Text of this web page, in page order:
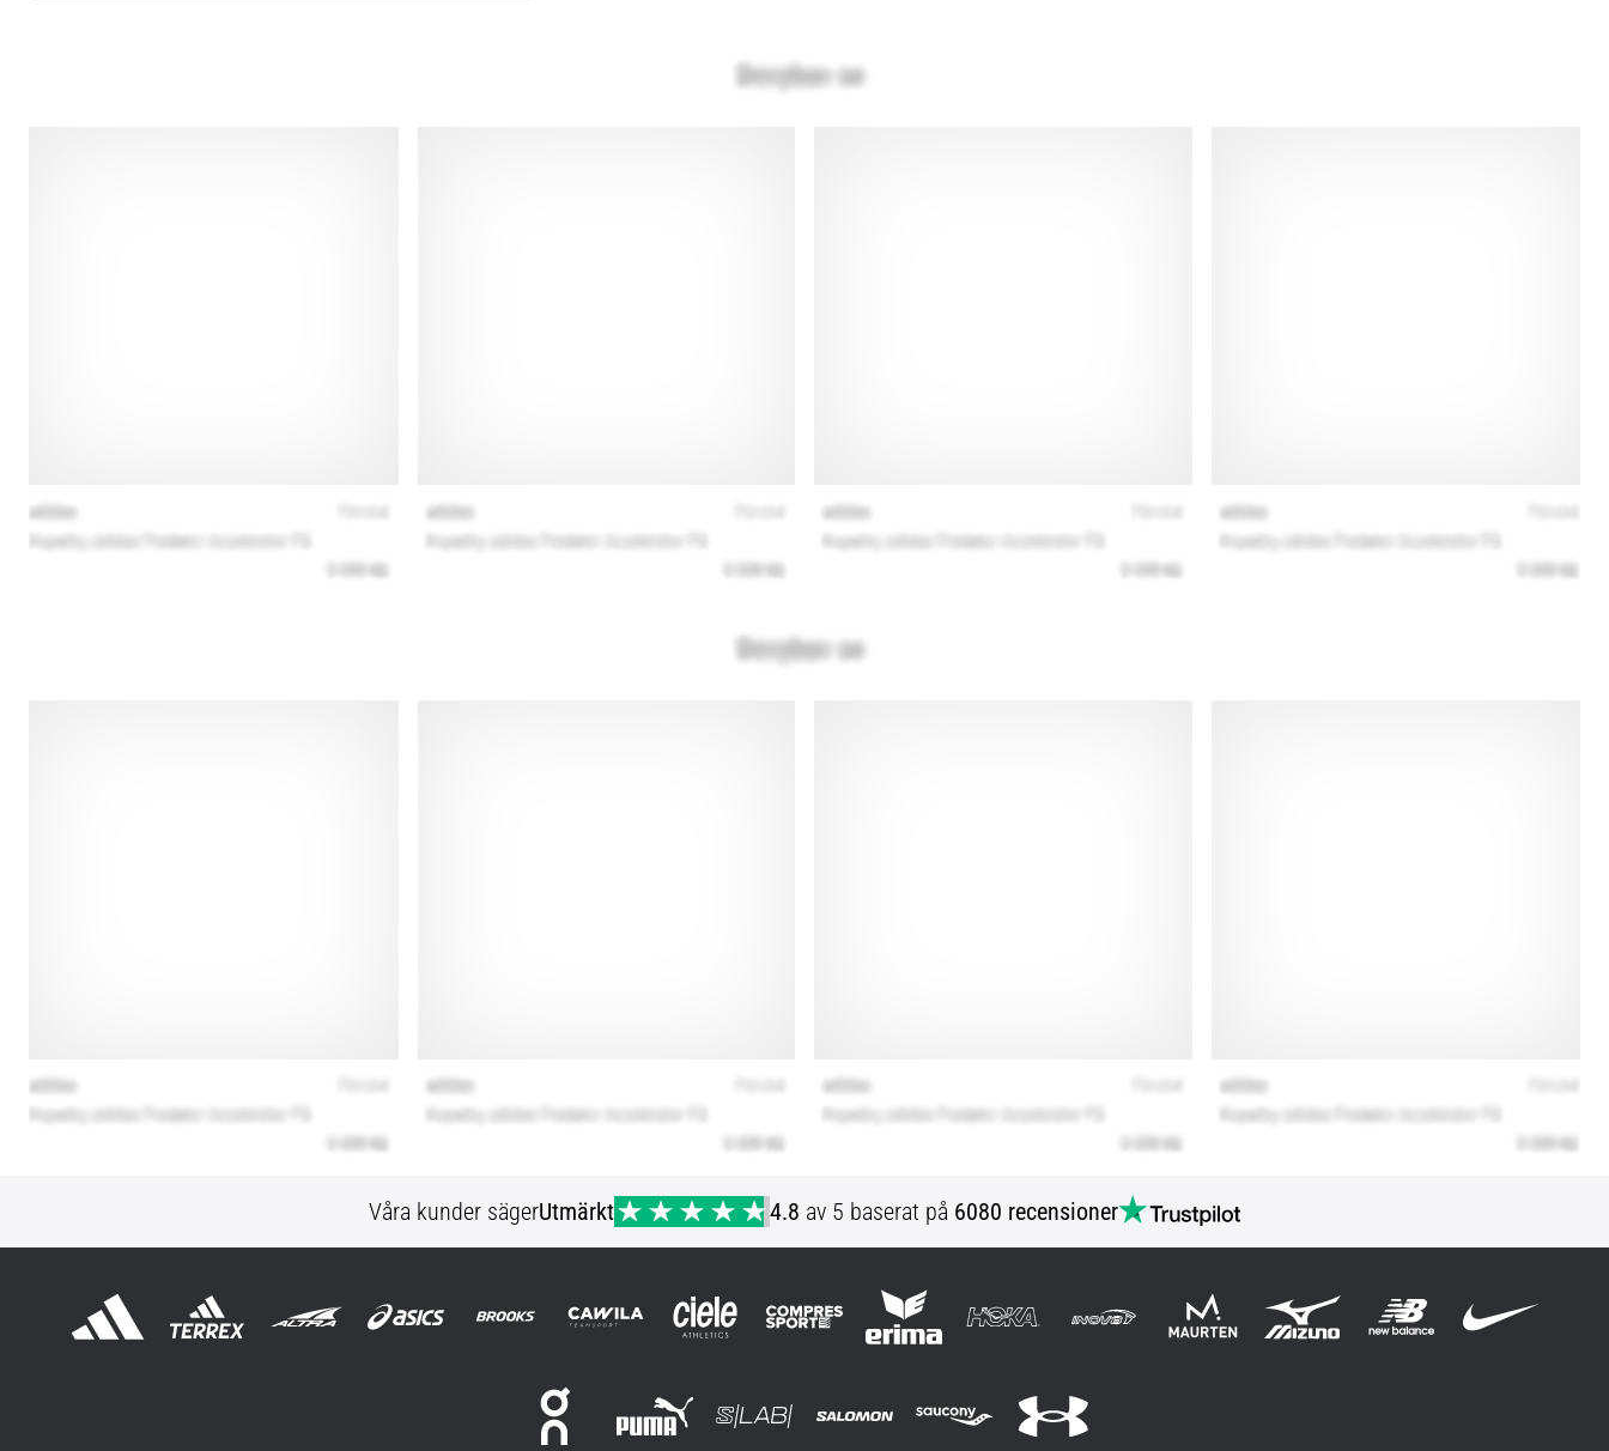
Våra kunder sägerUtmärkt 4.8 av 5 baserat på 6080 recensioner